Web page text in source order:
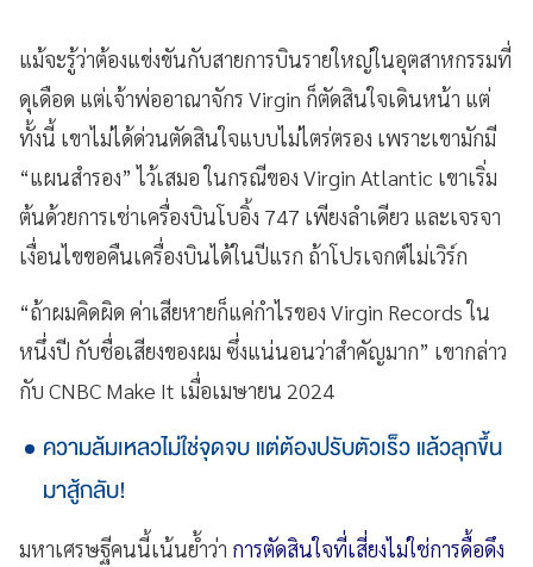
แม้จะรู้ว่าต้องแข่งขันกับสายการบินรายใหญ่ในอุตสาหกรรมที่
ดุเดือด แต่เจ้าพ่ออาณาจักร Virgin ก็ตัดสินใจเดินหน้า แต่
ทั้งนี้ เขาไม่ได้ด่วนตัดสินใจแบบไม่ไตร่ตรอง เพราะเขามักมี
“แผนสำรอง” ไว้เสมอ ในกรณีของ Virgin Atlantic เขาเริ่ม
ต้นด้วยการเช่าเครื่องบินโบอิ้ง 747 เพียงลำเดียว และเจรจา
เงื่อนไขขอคืนเครื่องบินได้ในปีแรก ถ้าโปรเจกต์ไม่เวิร์ก
“ถ้าผมคิดผิด ค่าเสียหายก็แค่กำไรของ Virgin Records ใน
หนึ่งปี กับชื่อเสียงของผม ซึ่งแน่นอนว่าสำคัญมาก” เขากล่าว
กับ CNBC Make It เมื่อเมษายน 2024
ความล้มเหลวไม่ใช่จุดจบ แต่ต้องปรับตัวเร็ว แล้วลุกขึ้น
มาสู้กลับ!
มหาเศรษฐีคนนี้เน้นย้ำว่า การตัดสินใจที่เสี่ยงไม่ใช่การดื้อดึง